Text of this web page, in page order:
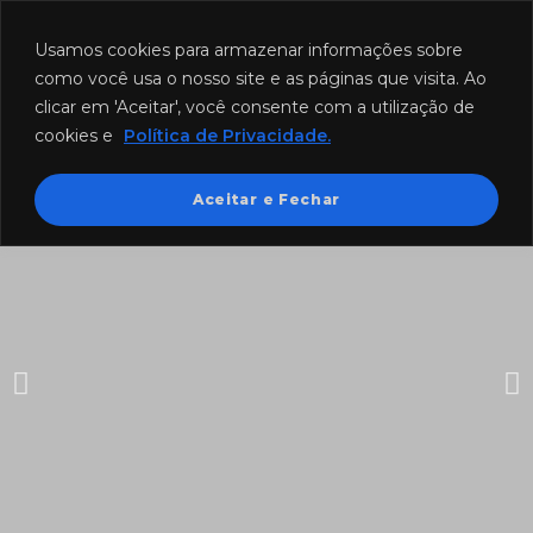
Usamos cookies para armazenar informações sobre
como você usa o nosso site e as páginas que visita. Ao
clicar em 'Aceitar', você consente com a utilização de
cookies e
Política de Privacidade.
Aceitar e Fechar